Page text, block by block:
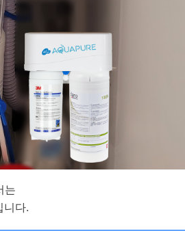
는
니다.